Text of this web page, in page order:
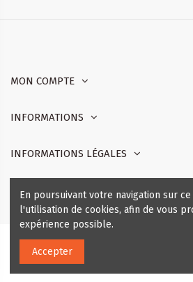
MON COMPTE
INFORMATIONS
INFORMATIONS LÉGALES
Nous contacter
Copyright © - réalisé pour BANLIAT.COM
En poursuivant votre navigation sur
l'utilisation de cookies, afin de vous
expérience possible.
Accepter